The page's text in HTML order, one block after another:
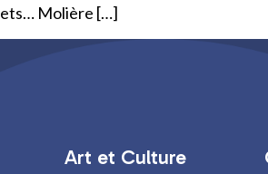
Molière […]
Art et Culture